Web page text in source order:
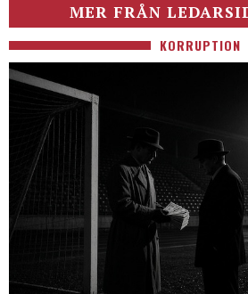
MER FRÅN
KORRUPTION